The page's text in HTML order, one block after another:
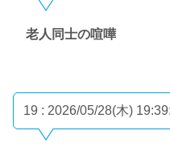
老人同士の喧嘩
19 : 2026/05/28(木)